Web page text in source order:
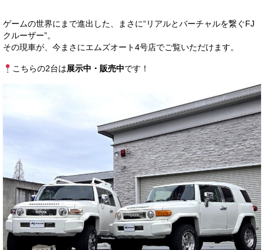
ゲームの世界にまで進出した、まさに“リアルとバーチャルを繋ぐFJ
クルーザー”。
その現車が、今まさにエムズオート4号店でご覧いただけます。
こちらの2台は展示中・販売中です！